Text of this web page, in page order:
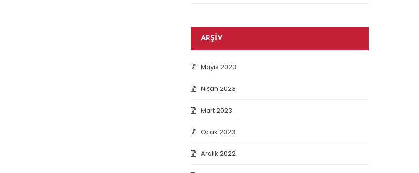
ARŞIV
Mayıs 2023
Nisan 2023
Mart 2023
Ocak 2023
Aralık 2022